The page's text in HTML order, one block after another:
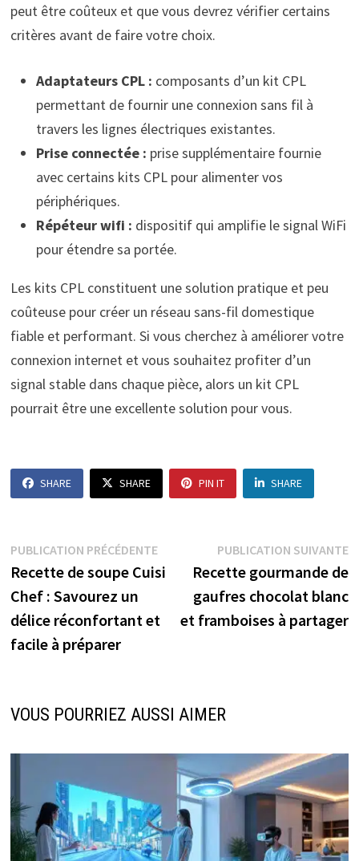
peut être coûteux et que vous devrez vérifier certains
critères avant de faire votre choix.
Adaptateurs CPL : composants d’un kit CPL
permettant de fournir une connexion sans fil à
travers les lignes électriques existantes.
Prise connectée : prise supplémentaire fournie
avec certains kits CPL pour alimenter vos
périphériques.
Répéteur wifi : dispositif qui amplifie le signal WiFi
pour étendre sa portée.
Les kits CPL constituent une solution pratique et peu
coûteuse pour créer un réseau sans-fil domestique
fiable et performant. Si vous cherchez à améliorer votre
connexion internet et vous souhaitez profiter d’un
signal stable dans chaque pièce, alors un kit CPL
pourrait être une excellente solution pour vous.
SHARE SHARE PIN IT SHARE
Navigation
de
l’article
PUBLICATION PRÉCÉDENTEPublication
précédente :
Recette de soupe Cuisi
Chef : Savourez un
délice réconfortant et
facile à préparer
PUBLICATION SUIVANTE
Recette gourmande de
gaufres chocolat blanc
et framboises à partager
VOUS POURRIEZ AUSSI AIMER